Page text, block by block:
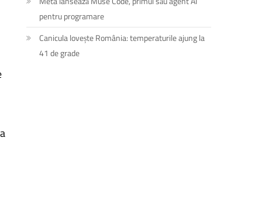
pentru programare
Canicula lovește România: temperaturile ajung la
41 de grade